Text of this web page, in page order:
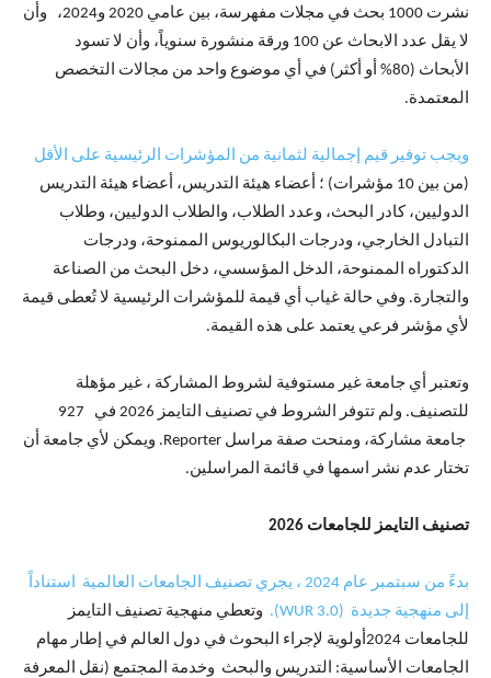
نشرت 1000 بحث في مجلات مفهرسة، بين عامي 2020 و2024، وأن
لا يقل عدد الابحاث عن 100 ورقة منشورة سنوياً، وأن لا تسود
الأبحاث (80% أو أكثر) في أي موضوع واحد من مجالات التخصص
المعتمدة.
ويجب توفير قيم إجمالية لثمانية من المؤشرات الرئيسية على الأقل
(من بين 10 مؤشرات) ؛ أعضاء هيئة التدريس، أعضاء هيئة التدريس
الدوليين، كادر البحث، وعدد الطلاب، والطلاب الدوليين، وطلاب
التبادل الخارجي، ودرجات البكالوريوس الممنوحة، ودرجات
الدكتوراه الممنوحة، الدخل المؤسسي، دخل البحث من الصناعة
والتجارة. وفي حالة غياب أي قيمة للمؤشرات الرئيسية لا تُعطى قيمة
لأي مؤشر فرعي يعتمد على هذه القيمة.
وتعتبر أي جامعة غير مستوفية لشروط المشاركة ، غير مؤهلة
للتصنيف. ولم تتوفر الشروط في تصنيف التايمز 2026 في 927
جامعة مشاركة، ومنحت صفة مراسل Reporter. ويمكن لأي جامعة أن
تختار عدم نشر اسمها في قائمة المراسلين.
تصنيف التايمز للجامعات 2026
بدءً من سبتمبر عام 2024 ، يجري تصنيف الجامعات العالمية استناداً
إلى منهجية جديدة (WUR 3.0).
وتعطي منهجية تصنيف التايمز
للجامعات 2024أولوية لإجراء البحوث في دول العالم في إطار مهام
الجامعات الأساسية: التدريس والبحث وخدمة المجتمع (نقل المعرفة